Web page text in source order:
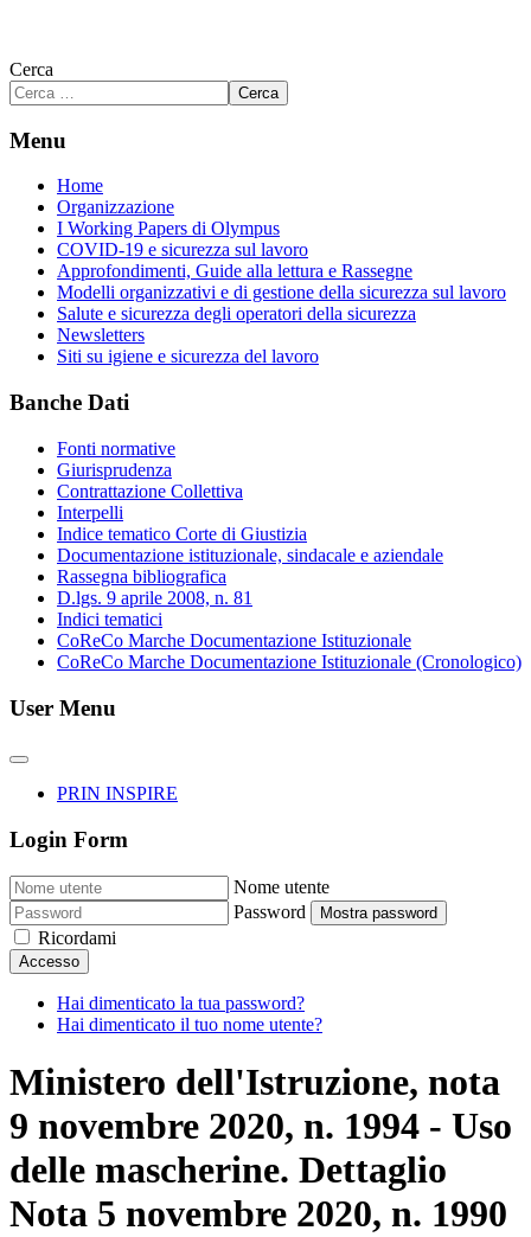
Cerca
Cerca
Menu
Home
Organizzazione
I Working Papers di Olympus
COVID-19 e sicurezza sul lavoro
Approfondimenti, Guide alla lettura e Rassegne
Modelli organizzativi e di gestione della sicurezza sul lavoro
Salute e sicurezza degli operatori della sicurezza
Newsletters
Siti su igiene e sicurezza del lavoro
Banche Dati
Fonti normative
Giurisprudenza
Contrattazione Collettiva
Interpelli
Indice tematico Corte di Giustizia
Documentazione istituzionale, sindacale e aziendale
Rassegna bibliografica
D.lgs. 9 aprile 2008, n. 81
Indici tematici
CoReCo Marche Documentazione Istituzionale
CoReCo Marche Documentazione Istituzionale (Cronologico)
User Menu
PRIN INSPIRE
Login Form
Nome utente
Password
Mostra password
Ricordami
Accesso
Hai dimenticato la tua password?
Hai dimenticato il tuo nome utente?
Ministero dell'Istruzione, nota
9 novembre 2020, n. 1994 - Uso
delle mascherine. Dettaglio
Nota 5 novembre 2020, n. 1990